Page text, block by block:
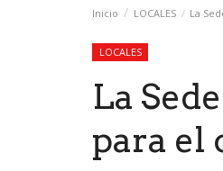
Inicio LOCALES La
LOCALES
La
para el